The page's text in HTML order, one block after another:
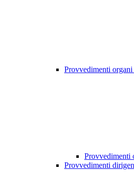
Provvedimenti
Provvedimenti
Provvedimenti